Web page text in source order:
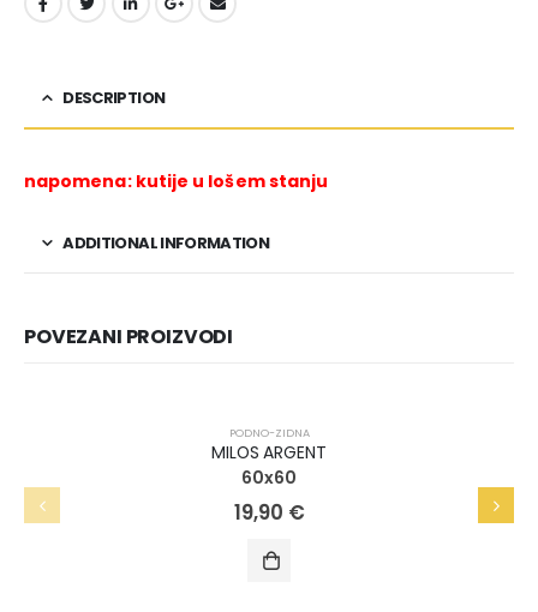
DESCRIPTION
napomena: kutije u lošem stanju
ADDITIONAL INFORMATION
POVEZANI PROIZVODI
PODNO-ZIDNA
MILOS ARGENT
60x60
19,90 €